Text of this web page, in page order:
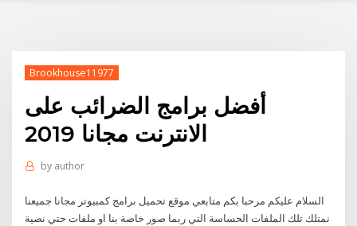
Brookhouse11977
أفضل برامج الضرائب على
الانترنت مجانا 2019
by author
السلام عليكم مرحبا بكم متابعي موقع تحميل برامج كمبيوتر مجانا جميعنا
نمتلك تلك الملفات الحساسة التي ربما صور خاصة بنا او ملفات حتي نصية